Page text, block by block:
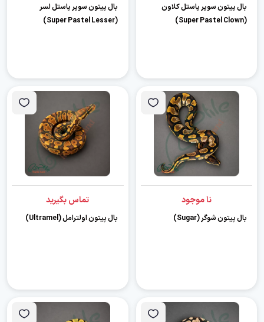
بال پیتون سوپر پاستل کلاون
(Super Pastel Clown)
بال پیتون سوپر پاستل لسر
(Super Pastel Lesser)
نا موجود
بال پیتون شوگر (Sugar)
تماس بگیرید
بال پیتون اولترامل (Ultramel)